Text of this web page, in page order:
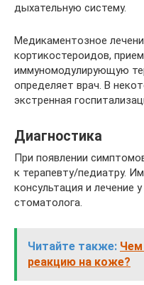
дыхательную систему.
Медикаментозное
кортикостероидов,
иммуномодулирующую
определяет врач. В
экстренная
Диагностика
При появлении
к терапевту/педиатру.
консультация и лечение
стоматолога.
Читайте также: Чем
реакцию на коже?